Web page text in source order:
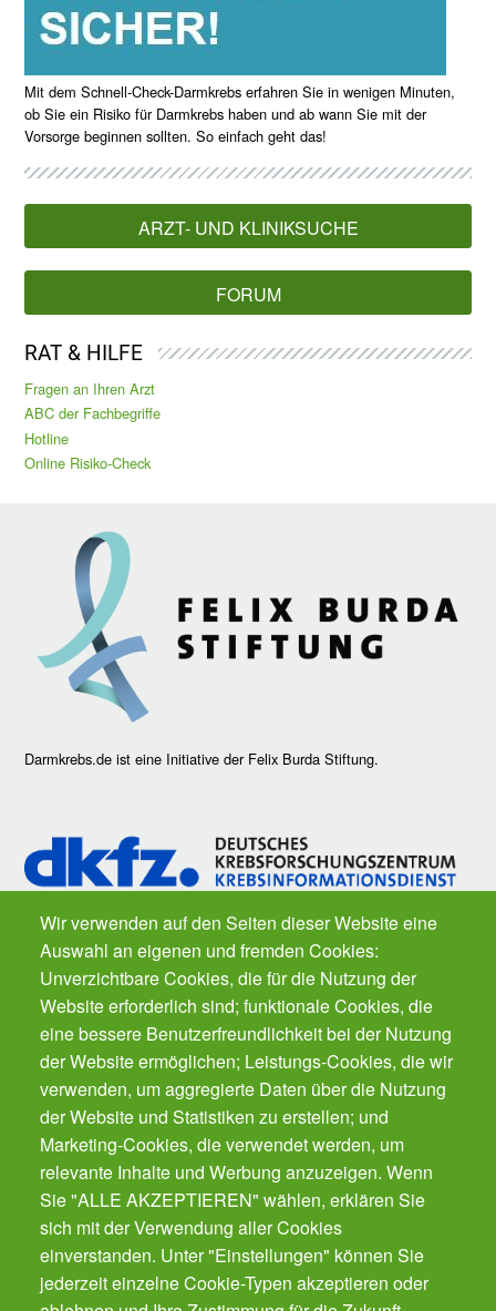
Mit dem Schnell-Check-Darmkrebs erfahren Sie in wenigen Minuten,
ob Sie ein Risiko für Darmkrebs haben und ab wann Sie mit der
Vorsorge beginnen sollten. So einfach geht das!
ARZT- UND KLINIKSUCHE
FORUM
RAT & HILFE
Fragen an Ihren Arzt
ABC der Fachbegriffe
Hotline
Online Risiko-Check
Darmkrebs.de ist eine Initiative der Felix Burda Stiftung.
Wir verwenden auf den Seiten dieser Website eine
Auswahl an eigenen und fremden Cookies:
Unverzichtbare Cookies, die für die Nutzung der
Website erforderlich sind; funktionale Cookies, die
eine bessere Benutzerfreundlichkeit bei der Nutzung
der Website ermöglichen; Leistungs-Cookies, die wir
verwenden, um aggregierte Daten über die Nutzung
der Website und Statistiken zu erstellen; und
Marketing-Cookies, die verwendet werden, um
relevante Inhalte und Werbung anzuzeigen. Wenn
Sie "ALLE AKZEPTIEREN" wählen, erklären Sie
sich mit der Verwendung aller Cookies
einverstanden. Unter "Einstellungen" können Sie
jederzeit einzelne Cookie-Typen akzeptieren oder
Fragen zu Krebs? DerKrebsinformationsdienstdes Deutschen
Krebsforschungszentrums ist für Sie da. Kostenfrei.
Der Gesundheits-Butler für Ihr Smartphone.
Der automatische Gesundheits-Manager für alle
Präventions-Leistung - von Impfungen, Zahnarzt
bis Krebsvorsorge. Für die ganze Familie.
Gratis!
Cookies verwalten